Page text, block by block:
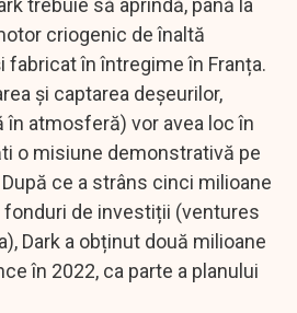
criogenic de înaltă
fabricat în întregime în Franța.
și captarea deșeurilor,
în atmosferă) vor avea loc în
o misiune demonstrativă pe
ce a strâns cinci milioane
fonduri de investiții (ventures
Dark a obținut două milioane
în 2022, ca parte a planului